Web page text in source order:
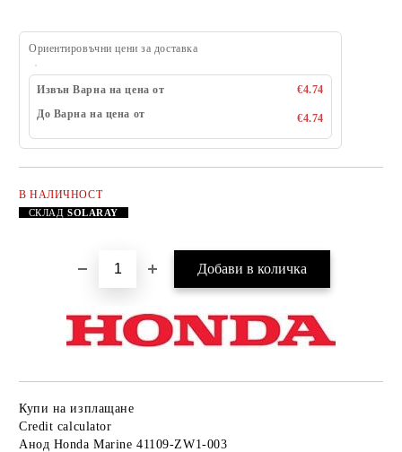
Ориентировъчни цени за доставка
Извън Варна на цена от
€4.74
До Варна на цена от
€4.74
В НАЛИЧНОСТ
СКЛАДSOLARAY
Купи на изплащане
Credit calculator
Анод Honda Marine 41109-ZW1-003